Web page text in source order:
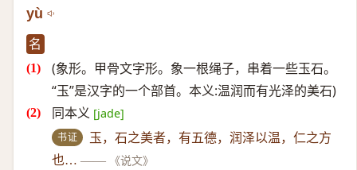
yù
名
(象形。甲骨文字形。象一根绳子，串着一些玉石。
“玉”是汉字的一个部首。本义:温润而有光泽的美石)
同本义 [jade]
书证
玉，石之美者，有五德，润泽以温，仁之方
也… —— 《说文》